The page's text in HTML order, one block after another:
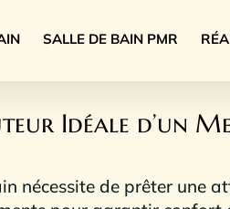
SALLE DE BAIN PMR
Idéale d’un
nécessite de prêter une